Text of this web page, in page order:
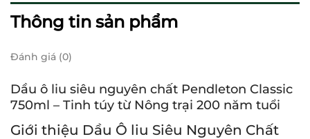
Thông tin sản phẩm
Đánh giá (0)
Dầu ô liu siêu nguyên chất Pendleton Classic
750ml – Tinh túy từ Nông trại 200 năm tuổi
Giới thiệu Dầu Ô liu Siêu Nguyên Chất